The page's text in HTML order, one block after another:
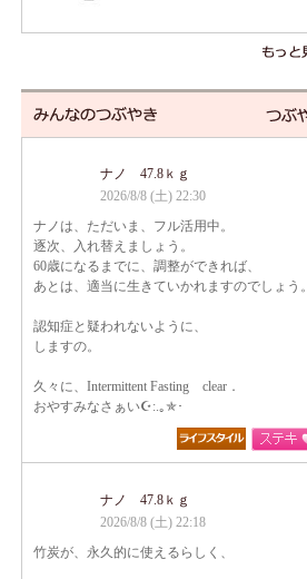
ナノ 47.8ｋｇ
2026/8/8 (土) 22:30
ナノは、ただいま、フル活用中。
逐次、入れ替えましょう。
60歳になるまでに、調整ができれば、
あとは、適当に生きていかれますのでしょう。
認知症と疑われないように、
しますの。
久々に、Intermittent Fasting clear．
おやすみなさぁい☪:.｡✯･
ナノ 47.8ｋｇ
2026/8/8 (土) 22:18
竹炭が、永久的に使えるらしく、